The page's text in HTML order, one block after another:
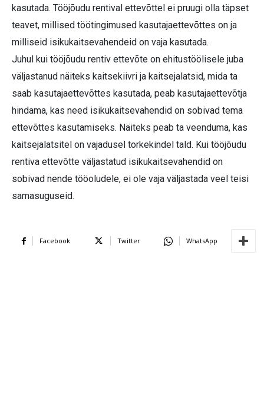
kasutada. Tööjõudu rentival ettevõttel ei pruugi olla täpset
teavet, millised töötingimused kasutajaettevõttes on ja
milliseid isikukaitsevahendeid on vaja kasutada.
Juhul kui tööjõudu rentiv ettevõte on ehitustöölisele juba
väljastanud näiteks kaitsekiivri ja kaitsejalatsid, mida ta
saab kasutajaettevõttes kasutada, peab kasutajaettevõtja
hindama, kas need isikukaitsevahendid on sobivad tema
ettevõttes kasutamiseks. Näiteks peab ta veenduma, kas
kaitsejalatsitel on vajadusel torkekindel tald. Kui tööjõudu
rentiva ettevõtte väljastatud isikukaitsevahendid on
sobivad nende tööoludele, ei ole vaja väljastada veel teisi
samasuguseid.
Facebook Twitter WhatsApp